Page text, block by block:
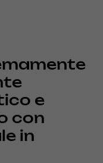
e
con
in